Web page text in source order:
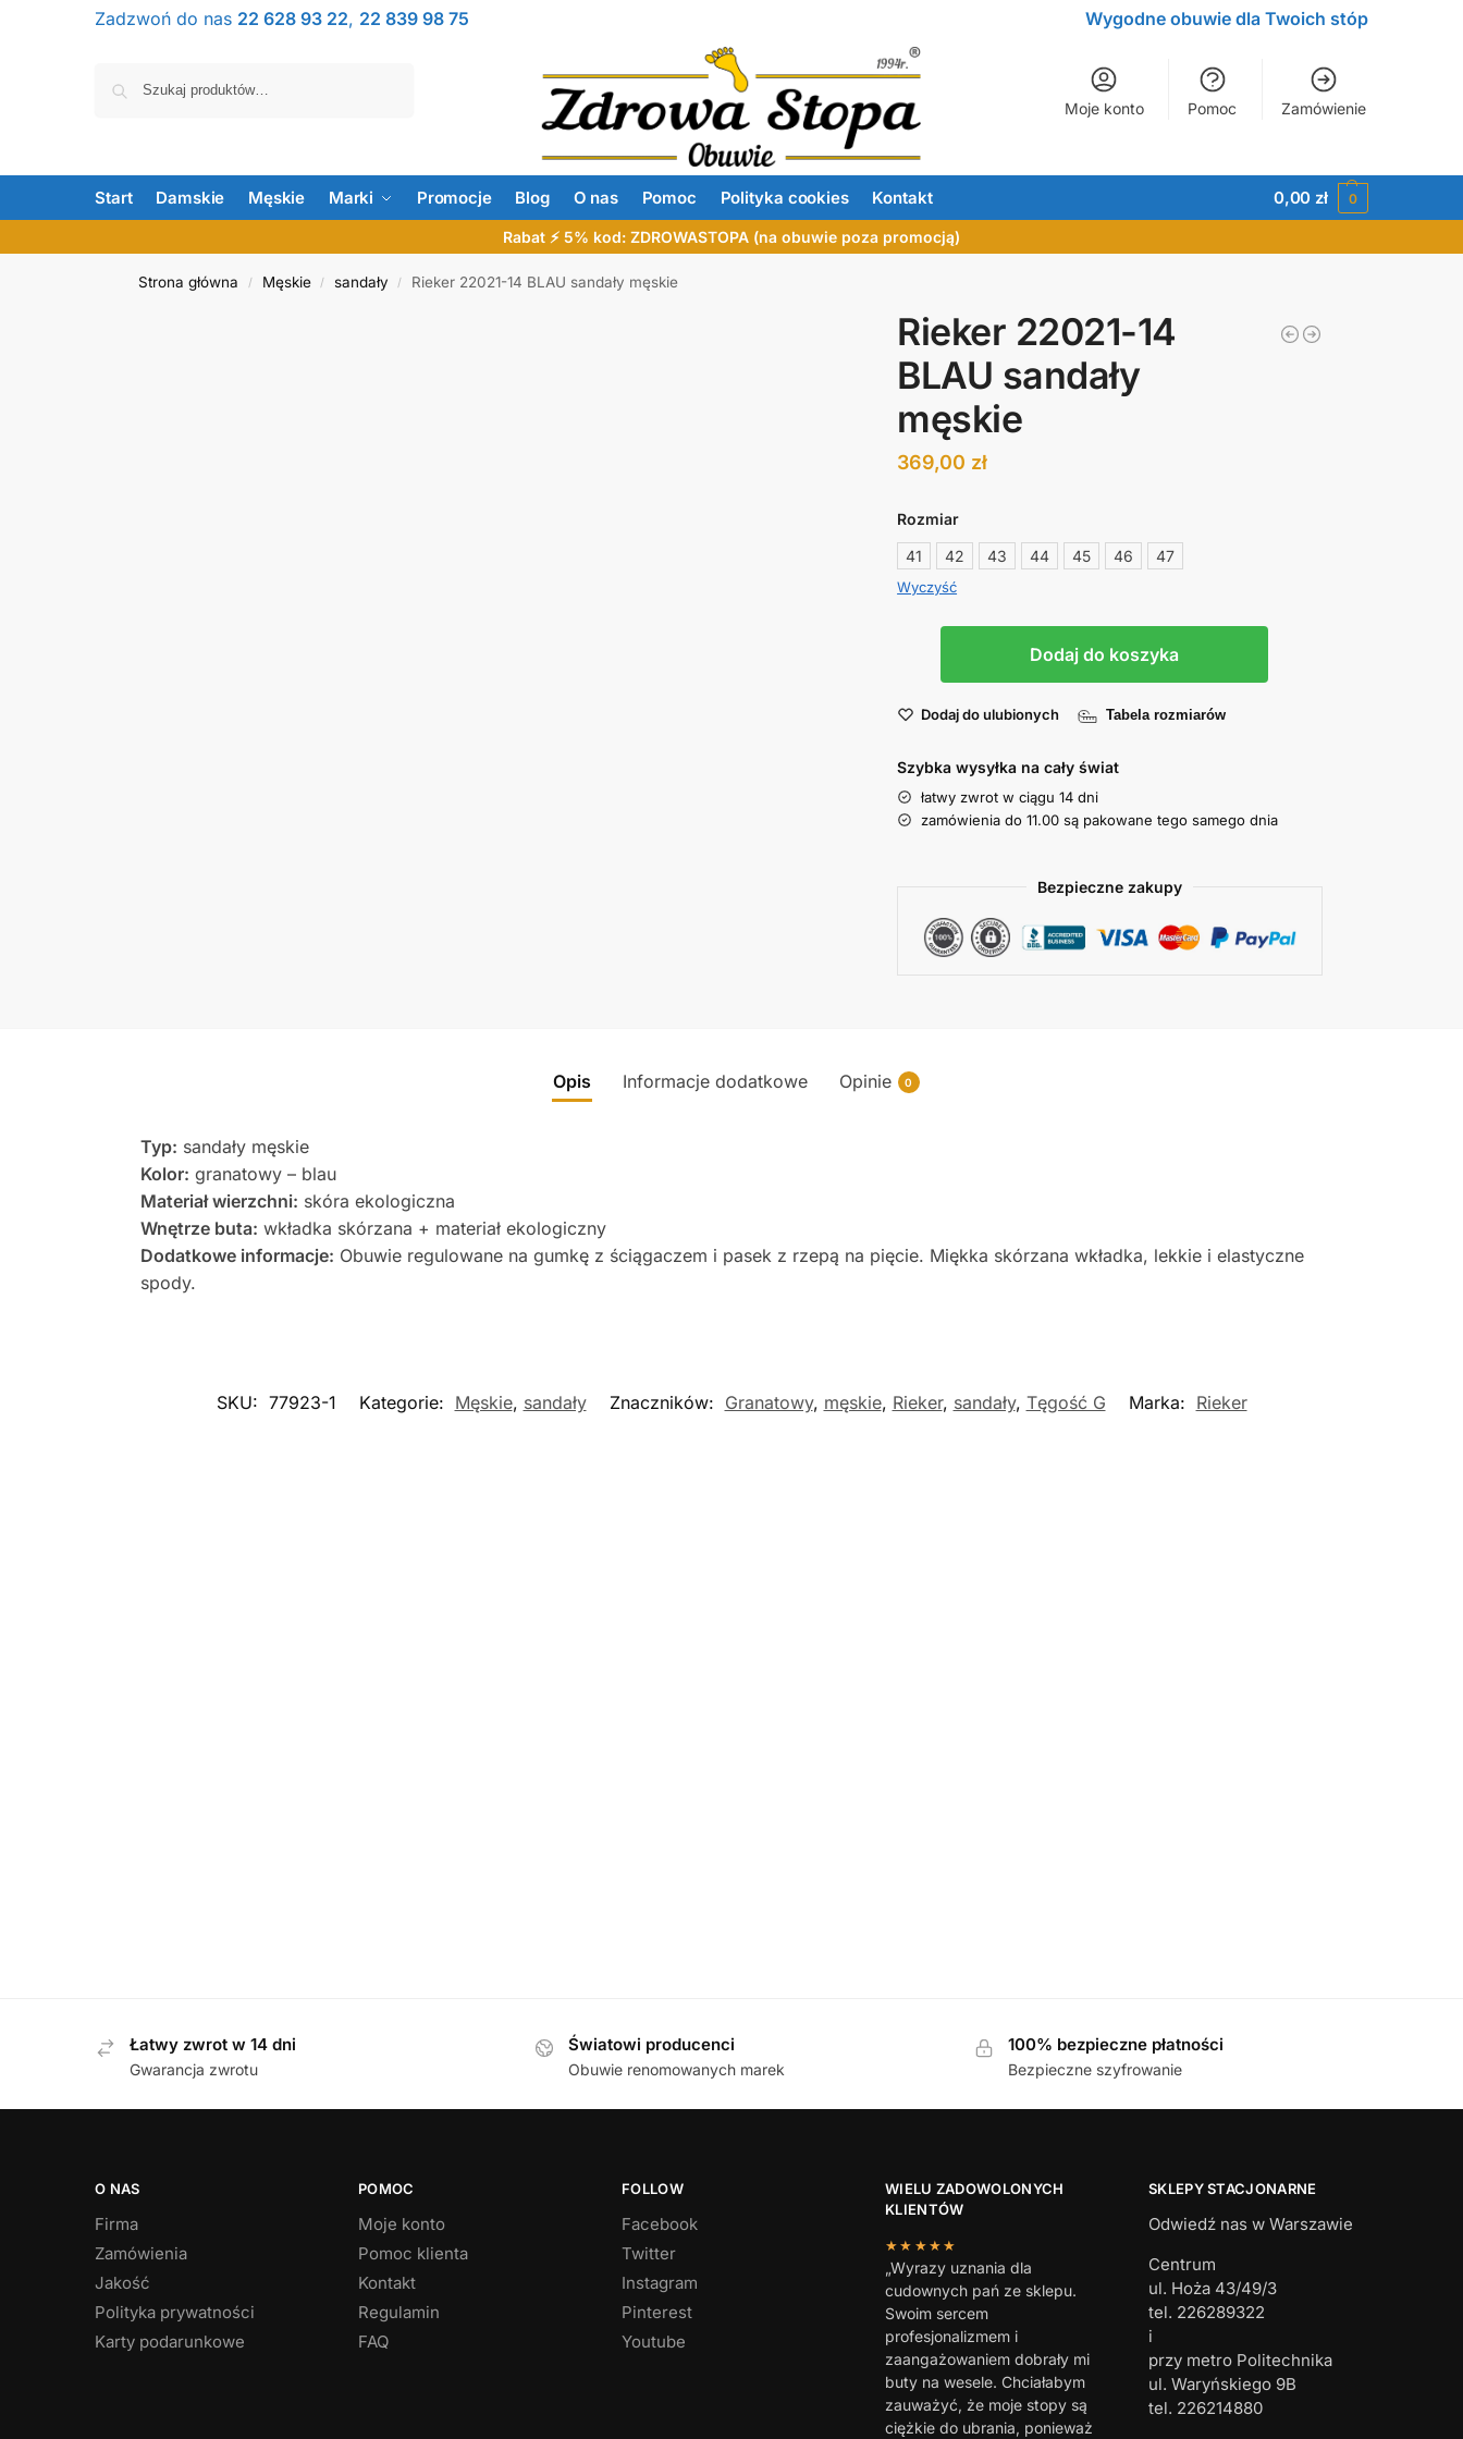
Zadzwoń do nas 22 628 93 22, 22 839 98 75 Wygodne obuwie dla Twoich stóp
Moje konto Pomoc Zamówienie
Start Damskie Męskie Marki Promocje Blog O nas Pomoc Polityka cookies Kontakt 0,00zł 0
Rabat ⚡ 5% kod: ZDROWASTOPA (na obuwie poza promocją)
Strona główna / Męskie / sandały / Rieker 22021-14 BLAU sandały męskie
Rieker 22021-14
BLAU sandały
męskie
369,00 zł
Rozmiar
41
42 43 44 45 46 47
Wyczyść
Dodaj do koszyka
Dodaj do ulubionych Tabela rozmiarów
Szybka wysyłka na cały świat
łatwy zwrot w ciągu 14 dni
zamówienia do 11.00 są pakowane tego samego dnia
Bezpieczne zakupy
Opis Informacje dodatkowe Opinie 0
Typ: sandały męskie
Kolor: granatowy – blau
Materiał wierzchni: skóra ekologiczna
Wnętrze buta: wkładka skórzana + materiał ekologiczny
Dodatkowe informacje: Obuwie regulowane na gumkę z ściągaczem i pasek z rzepą na pięcie. Miękka skórzana wkładka, lekkie i elastyczne
spody.
SKU: 77923-1 Kategorie: Męskie, sandały Znaczników: Granatowy, męskie, Rieker, sandały, Tęgość G Marka: Rieker
Łatwy zwrot w 14 dni
Gwarancja zwrotu
Światowi producenci
Obuwie renomowanych marek
100% bezpieczne płatności
Bezpieczne szyfrowanie
O NAS
Firma
Zamówienia
Jakość
Polityka prywatności
Karty podarunkowe
POMOC
Moje konto
Pomoc klienta
Kontakt
Regulamin
FAQ
FOLLOW
Facebook
Twitter
Instagram
Pinterest
Youtube
WIELU ZADOWOLONYCH
KLIENTÓW
★★★★★
„Wyrazy uznania dla
cudownych pań ze sklepu.
Swoim sercem
profesjonalizmem i
zaangażowaniem dobrały mi
buty na wesele. Chciałabym
zauważyć, że moje stopy są
ciężkie do ubrania, ponieważ
SKLEPY STACJONARNE
Odwiedź nas w Warszawie
Centrum
ul. Hoża 43/49/3
tel. 226289322
i
przy metro Politechnika
ul. Waryńskiego 9B
tel. 226214880